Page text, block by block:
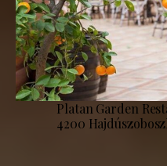
Platan Garden
4200